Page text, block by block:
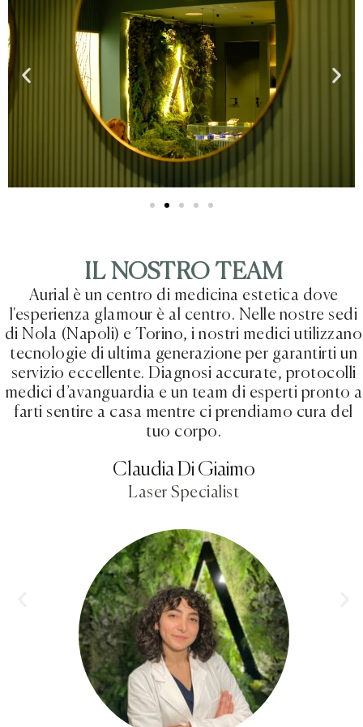
IL NOSTRO TEAM
Aurial è un centro di medicina estetica dove
l'esperienza glamour è al centro. Nelle nostre sedi
di Nola (Napoli) e Torino, i nostri medici utilizzano
tecnologie di ultima generazione per garantirti un
servizio eccellente. Diagnosi accurate, protocolli
medici d’avanguardia e un team di esperti pronto a
farti sentire a casa mentre ci prendiamo cura del
tuo corpo.
Claudia Di Giaimo
Laser Specialist